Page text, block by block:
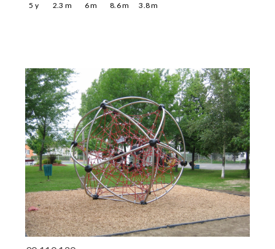
5 y 2.3 m 6m 8.6m 3.8m